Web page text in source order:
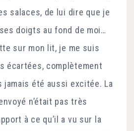
salaces, de lui dire que je
doigts au fond de moi…
sur mon lit, je me suis
écartées, complètement
jamais été aussi excitée. La
n’était pas très
à ce qu’il a vu sur la